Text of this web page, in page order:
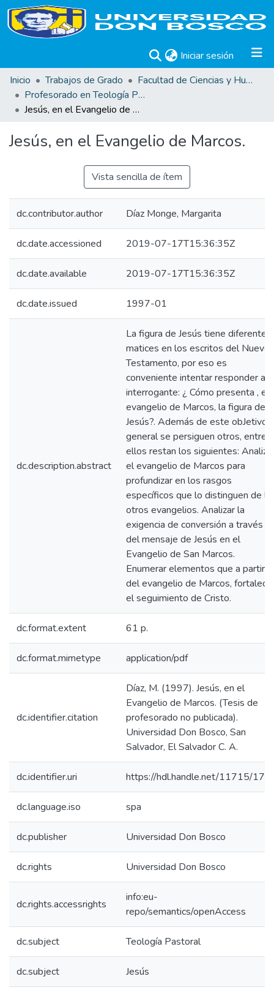
Iniciar sesión (current)
Inicio
Trabajos de Grado
Facultad de Ciencias y Humanidades
Profesorado en Teología Pastoral
Jesús, en el Evangelio de Marcos.
Jesús, en el Evangelio de Marcos.
Vista sencilla de ítem
dc.contributor.author Díaz Monge, Margarita
dc.date.accessioned 2019-07-17T15:36:35Z
dc.date.available 2019-07-17T15:36:35Z
dc.date.issued 1997-01
dc.description.abstract
La figura de Jesús tiene diferentes
matices en los escritos del Nuevo
Testamento, por eso es
conveniente intentar responder al
interrogante: ¿ Cómo presenta , el
evangelio de Marcos, la figura de
Jesús?. Además de este obJetivo
general se persiguen otros, entre
ellos restan los siguientes:
el evangelio de Marcos para
profundizar en los rasgos
específicos que lo distinguen de
otros evangelios. Analizar la
exigencia de conversión a través
del mensaje de Jesús en el
Evangelio de San Marcos.
Enumerar elementos que a partir
del evangelio de Marcos,
el seguimiento de Cristo.
dc.format.extent 61 p.
dc.format.mimetype application/pdf
dc.identifier.citation
Díaz, M. (1997). Jesús, en el
Evangelio de Marcos. (Tesis de
profesorado no publicada).
Universidad Don Bosco, San
Salvador, El Salvador C. A.
dc.identifier.uri https://hdl.handle.net/11715/
dc.language.iso spa
dc.publisher Universidad Don Bosco
dc.rights Universidad Don Bosco
dc.rights.accessrights
info:eu-
repo/semantics/openAccess
dc.subject Teología Pastoral
dc.subject Jesús